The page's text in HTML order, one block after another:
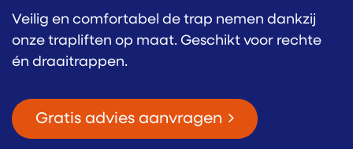
Veilig en comfortabel de trap nemen dankzij
onze trapliften op maat. Geschikt voor rechte
én draaitrappen.
Gratis advies aanvragen